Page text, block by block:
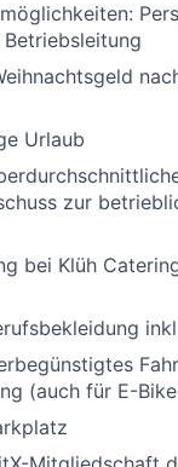
Urlaub
zur
bei Klüh
(auch für E-